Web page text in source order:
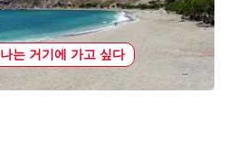
나는 거기에 가고 싶다